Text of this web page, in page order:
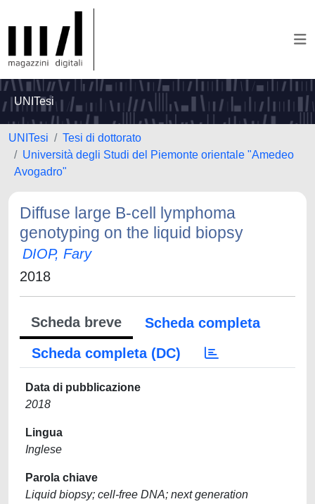
UNITesi
UNITesi
Tesi di dottorato
Università degli Studi del Piemonte orientale "Amedeo
Avogadro"
Diffuse large B-cell lymphoma
genotyping on the liquid biopsy
DIOP, Fary
2018
Scheda breve
Scheda completa
Scheda completa (DC)
Data di pubblicazione
2018
Lingua
Inglese
Parola chiave
Liquid biopsy; cell-free DNA; next generation